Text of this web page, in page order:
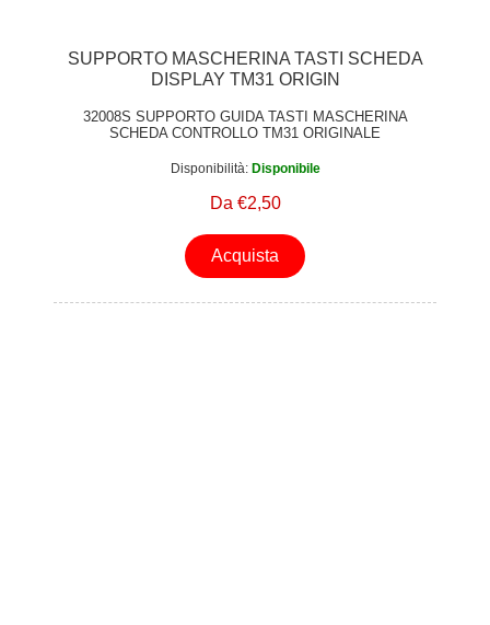
SUPPORTO MASCHERINA TASTI SCHEDA
DISPLAY TM31 ORIGIN
32008S SUPPORTO GUIDA TASTI MASCHERINA
SCHEDA CONTROLLO TM31 ORIGINALE
Disponibilità: Disponibile
Da €2,50
Acquista